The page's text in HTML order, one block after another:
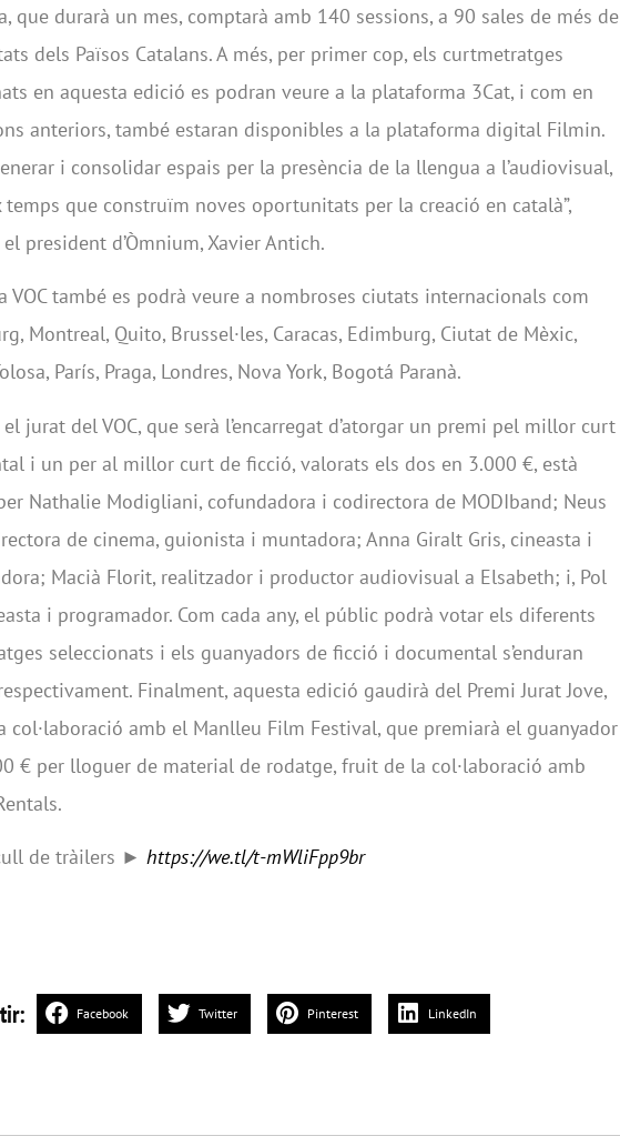
que durarà un mes, comptarà amb 140 sessions, a 90 sales de més de
dels Països Catalans. A més, per primer cop, els curtmetratges
en aquesta edició es podran veure a la plataforma 3Cat, i com en
anteriors, també estaran disponibles a la plataforma digital Filmin.
i consolidar espais per la presència de la llengua a l’audiovisual,
que construïm noves oportunitats per la creació en català”,
president d’Òmnium, Xavier Antich.
VOC també es podrà veure a nombroses ciutats internacionals com
Montreal, Quito, Brussel·les, Caracas, Edimburg, Ciutat de Mèxic,
París, Praga, Londres, Nova York, Bogotá Paranà.
el jurat del VOC, que serà l’encarregat d’atorgar un premi pel millor curt
i un per al millor curt de ficció, valorats els dos en 3.000 €, està
Nathalie Modigliani, cofundadora i codirectora de MODIband; Neus
de cinema, guionista i muntadora; Anna Giralt Gris, cineasta i
Macià Florit, realitzador i productor audiovisual a Elsabeth; i, Pol
i programador. Com cada any, el públic podrà votar els diferents
seleccionats i els guanyadors de ficció i documental s’enduran
Finalment, aquesta edició gaudirà del Premi Jurat Jove,
col·laboració amb el Manlleu Film Festival, que premiarà el guanyador
€ per lloguer de material de rodatge, fruit de la col·laboració amb
de tràilers ► https://we.tl/t-mWliFpp9br
Facebook Twitter Pinterest LinkedIn